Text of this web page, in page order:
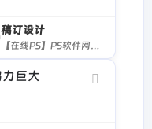
稿订设计
【在线PS】PS软件网页版，ps在线图片处理工具photopea-稿定设计PS